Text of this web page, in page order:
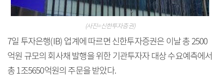
(사진=신한투자증권)
7일 투자은행(IB) 업계에 따르면 신한투자증권은 이날 총 2500
억원 규모의 회사채 발행을 위한 기관투자자 대상 수요예측에서
총 1조5650억원의 주문을 받았다.